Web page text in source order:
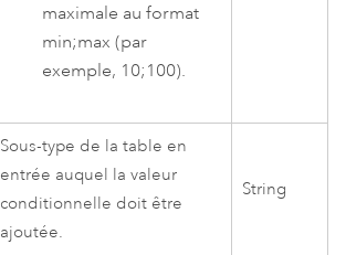
maximale au format
min;max (par
exemple, 10;100).
Sous-type de la table en
entrée auquel la valeur
conditionnelle doit être
ajoutée.
String